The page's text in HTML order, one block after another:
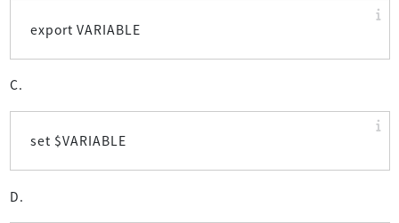
export VARIABLE
C.
set $VARIABLE
D.